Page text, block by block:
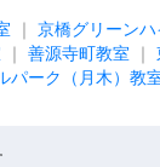
｜ 京橋グリーンハ
｜ 善源寺町教室 ｜
パーク（月木）教